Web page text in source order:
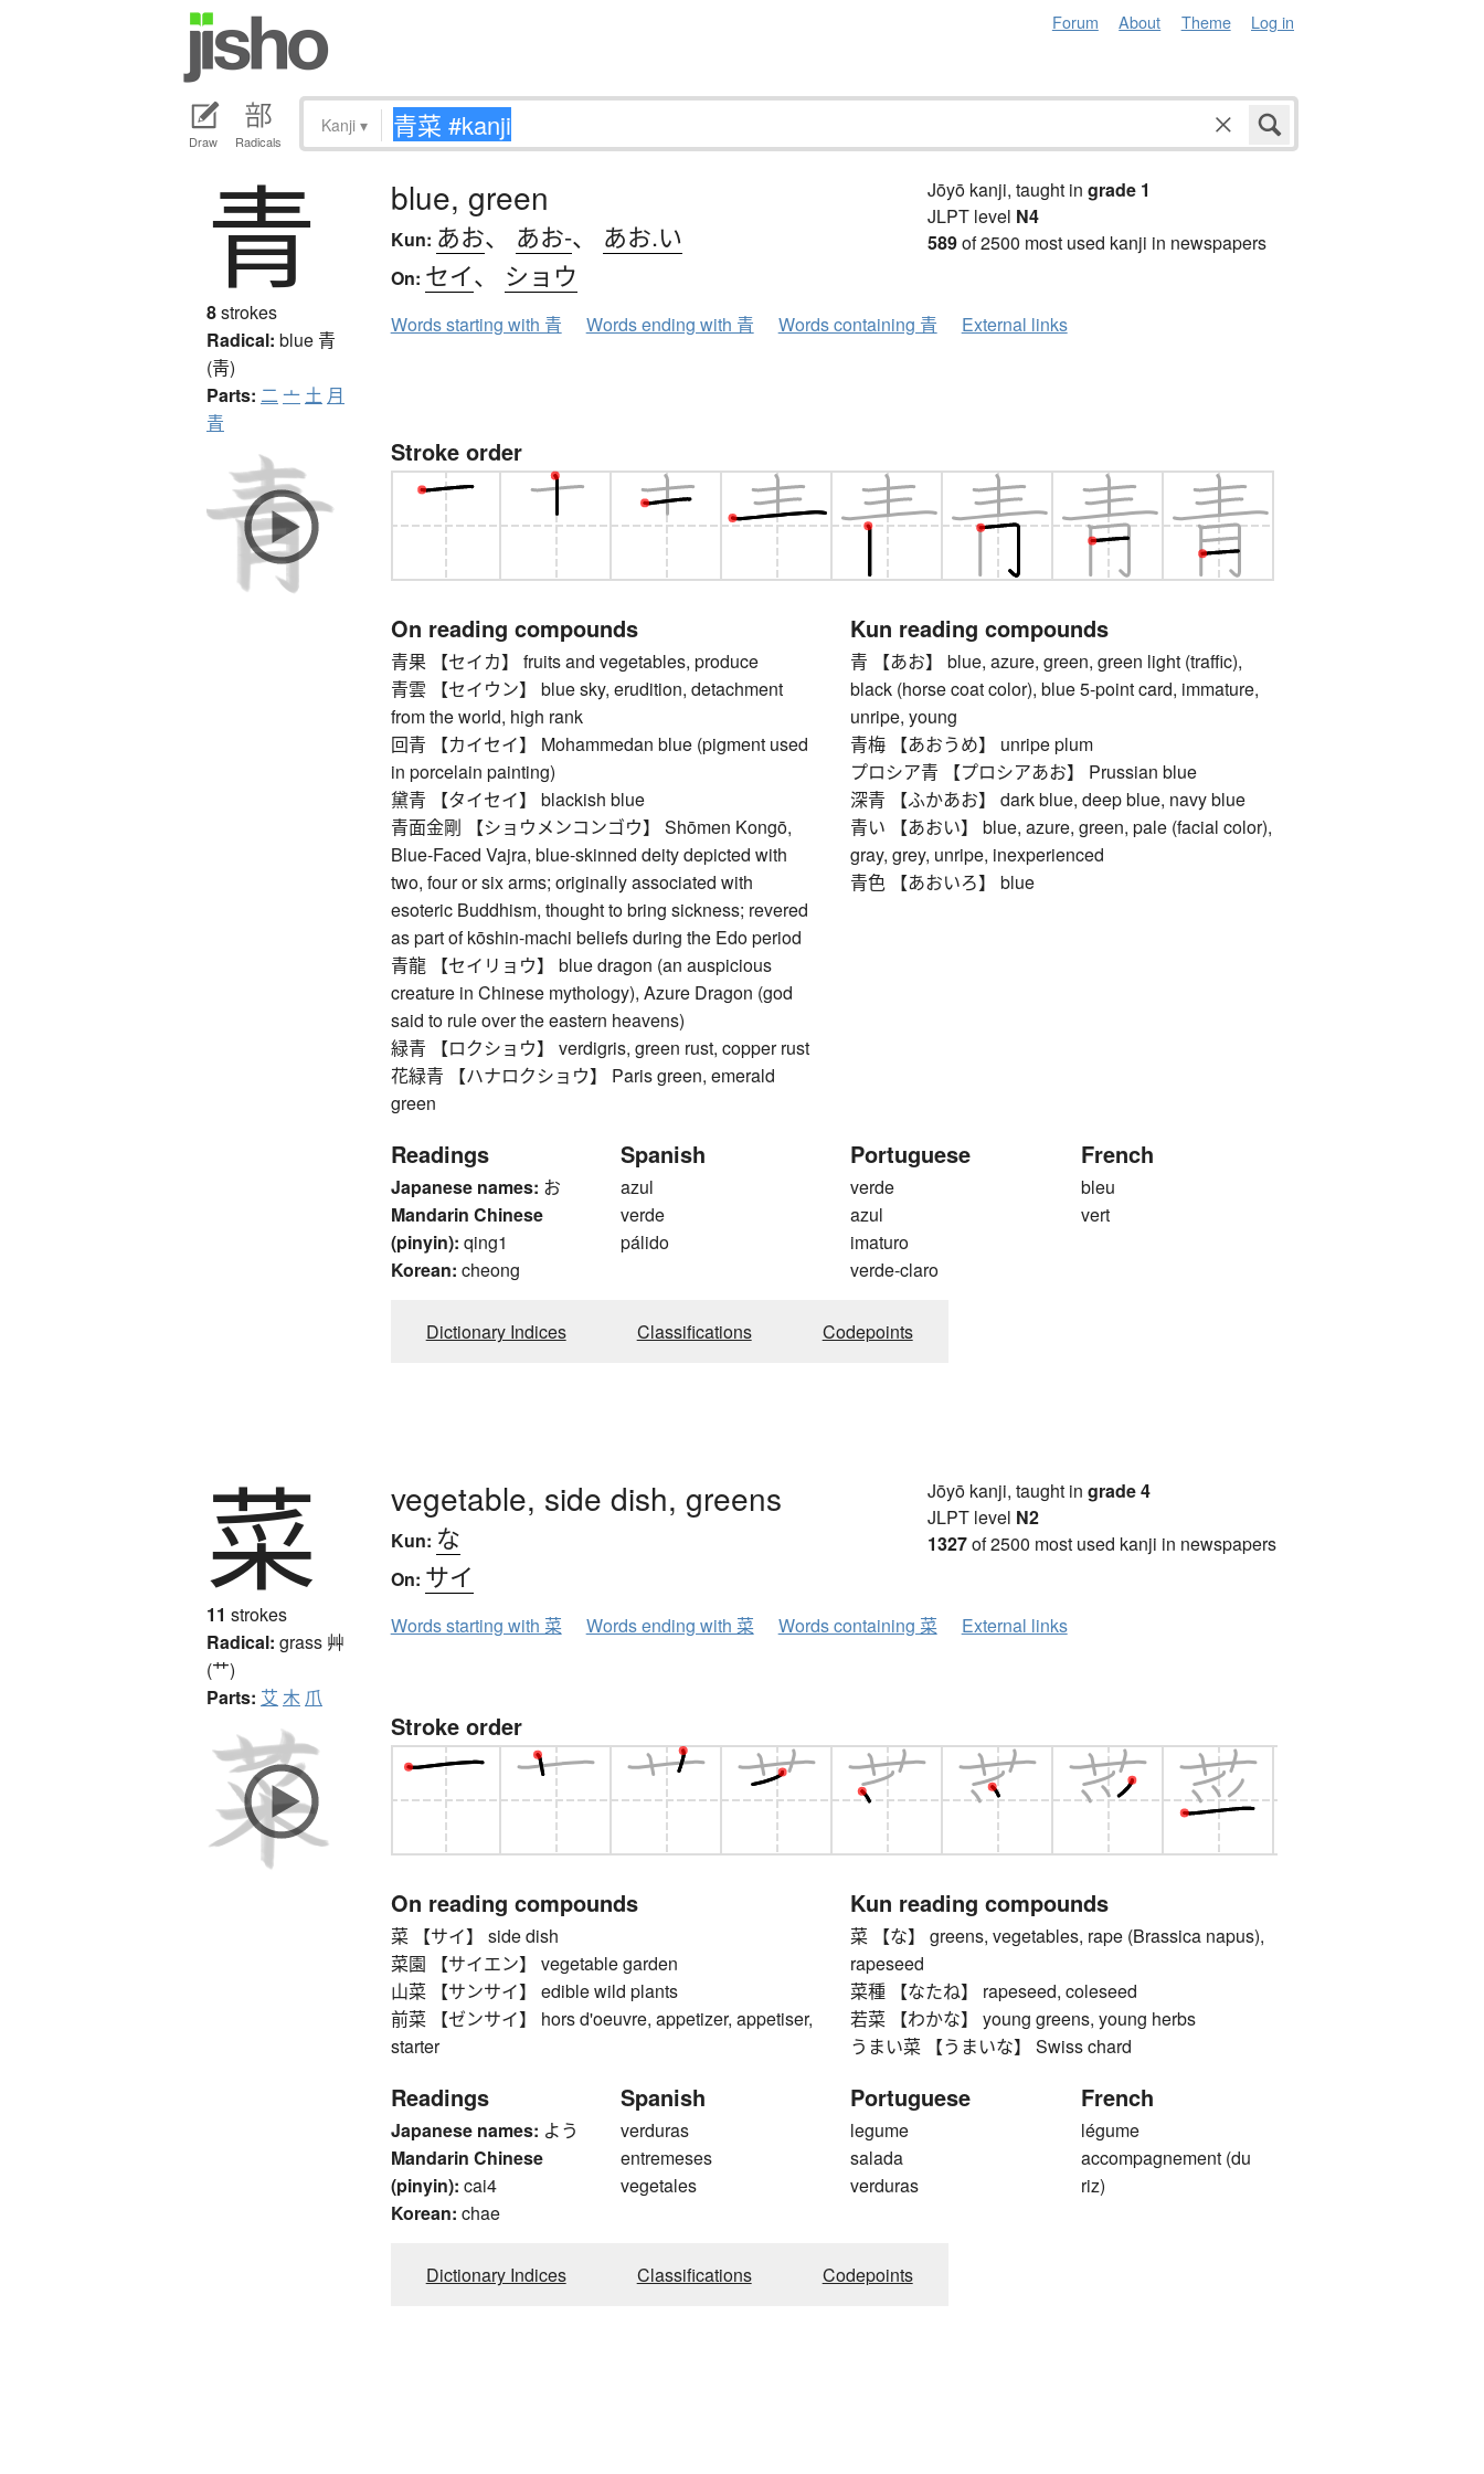
Forum About Theme Log in
Draw Radicals
Kanji ▾
青
8strokes
Radical: blue 青
(靑)
Parts: 二 亠 土 月
青
blue, green
Kun: あお、 あお-、 あお.い
On: セイ、 ショウ
Jōyō kanji, taught in grade 1
JLPT level N4
589of 2500 most used kanji in newspapers
Words starting with 青 Words ending with 青 Words containing 青 External links
Stroke order
On reading compounds
青果 【セイカ】 fruits and vegetables, produce
青雲 【セイウン】 blue sky, erudition, detachment
from the world, high rank
回青 【カイセイ】 Mohammedan blue (pigment used
in porcelain painting)
黛青 【タイセイ】 blackish blue
青面金剛 【ショウメンコンゴウ】 Shōmen Kongō,
Blue-Faced Vajra, blue-skinned deity depicted with
two, four or six arms; originally associated with
esoteric Buddhism, thought to bring sickness; revered
as part of kōshin-machi beliefs during the Edo period
青龍 【セイリョウ】 blue dragon (an auspicious
creature in Chinese mythology), Azure Dragon (god
said to rule over the eastern heavens)
緑青 【ロクショウ】 verdigris, green rust, copper rust
花緑青 【ハナロクショウ】 Paris green, emerald
green
Kun reading compounds
青 【あお】 blue, azure, green, green light (traffic),
black (horse coat color), blue 5-point card, immature,
unripe, young
青梅 【あおうめ】 unripe plum
プロシア青 【プロシアあお】 Prussian blue
深青 【ふかあお】 dark blue, deep blue, navy blue
青い 【あおい】 blue, azure, green, pale (facial color),
gray, grey, unripe, inexperienced
青色 【あおいろ】 blue
Readings
Japanese names: お
Mandarin Chinese
(pinyin): qing1
Korean: cheong
Spanish
azul
verde
pálido
Portuguese
verde
azul
imaturo
verde-claro
French
bleu
vert
Dictionary Indices Classifications Codepoints
菜
11 strokes
Radical: grass 艸
(艹)
Parts: 艾 木 爪
vegetable, side dish, greens
Kun: な
On: サイ
Jōyō kanji, taught in grade 4
JLPT level N2
1327of 2500 most used kanji in newspapers
Words starting with 菜 Words ending with 菜 Words containing 菜 External links
Stroke order
On reading compounds
菜 【サイ】 side dish
菜園 【サイエン】 vegetable garden
山菜 【サンサイ】 edible wild plants
前菜 【ゼンサイ】 hors d'oeuvre, appetizer, appetiser,
starter
Kun reading compounds
菜 【な】 greens, vegetables, rape (Brassica napus),
rapeseed
菜種 【なたね】 rapeseed, coleseed
若菜 【わかな】 young greens, young herbs
うまい菜 【うまいな】 Swiss chard
Readings
Japanese names: よう
Mandarin Chinese
(pinyin): cai4
Korean: chae
Spanish
verduras
entremeses
vegetales
Portuguese
legume
salada
verduras
French
légume
accompagnement (du
riz)
Dictionary Indices Classifications Codepoints